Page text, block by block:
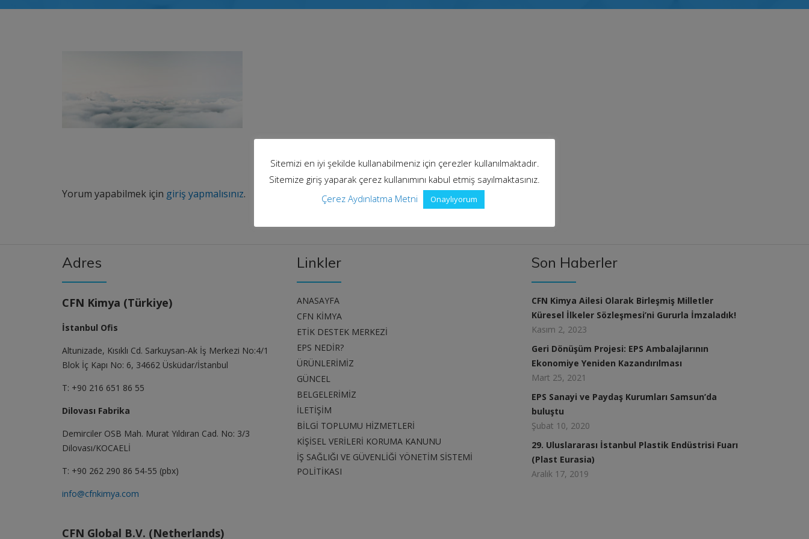
Bir cevap yazın
Yorum yapabilmek için giriş yapmalısınız.
Adres
CFN Kimya (Türkiye)
İstanbul Ofis
Altunizade, Kısıklı Cd. Sarkuysan-Ak İş Merkezi No:4/1
Blok İç Kapı No: 6, 34662 Üsküdar/İstanbul
T: +90 216 651 86 55
Dilovası Fabrika
Demirciler OSB Mah. Murat Yıldıran Cad. No: 3/3
Dilovası/KOCAELİ
T: +90 262 290 86 54-55 (pbx)
info@cfnkimya.com
CFN Global B.V. (Netherlands)
Linkler
ANASAYFA
CFN KİMYA
ETİK DESTEK MERKEZİ
EPS NEDİR?
ÜRÜNLERİMİZ
GÜNCEL
BELGELERİMİZ
İLETİŞİM
BİLGİ TOPLUMU HİZMETLERİ
KİŞİSEL VERİLERİ KORUMA KANUNU
İŞ SAĞLIĞI VE GÜVENLİĞİ YÖNETİM SİSTEMİ
POLİTİKASI
Son Haberler
CFN Kimya Ailesi Olarak Birleşmiş Milletler
Küresel İlkeler Sözleşmesi’ni Gururla İmzaladık!
Kasım 2, 2023
Geri Dönüşüm Projesi: EPS Ambalajlarının
Ekonomiye Yeniden Kazandırılması
Mart 25, 2021
EPS Sanayi ve Paydaş Kurumları Samsun’da
buluştu
Şubat 10, 2020
29. Uluslararası İstanbul Plastik Endüstrisi Fuarı
(Plast Eurasia)
Aralık 17, 2019
Sitemizi en iyi şekilde kullanabilmeniz için çerezler kullanılmaktadır.
Sitemize giriş yaparak çerez kullanımını kabul etmiş sayılmaktasınız.
Çerez Aydınlatma Metni
Onaylıyorum